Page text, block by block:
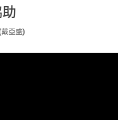
戴亞盛)